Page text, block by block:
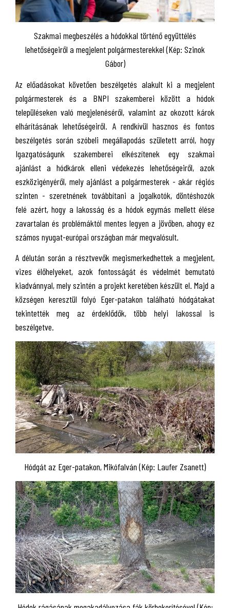
Szakmai megbeszélés a hódokkal történő együttélés
lehetőségeiről a megjelent polgármesterekkel (Kép: Szinok
Gábor)
Az előadásokat követően beszélgetés alakult ki a megjelent
polgármesterek és a BNPI szakemberei között a hódok
településeken való megjelenéséről, valamint az okozott károk
elhárításának lehetőségeiről. A rendkívül hasznos és fontos
beszélgetés során szóbeli megállapodás született arról, hogy
Igazgatóságunk szakemberei elkészítenek egy szakmai
ajánlást a hódkárok elleni védekezés lehetőségeiről, azok
eszközigényéről, mely ajánlást a polgármesterek - akár régiós
szinten - szeretnének továbbítani a jogalkotók, döntéshozók
felé azért, hogy a lakosság és a hódok egymás mellett élése
zavartalan és problémáktól mentes legyen a jövőben, ahogy ez
számos nyugat-európai országban már megvalósult.
A délután során a résztvevők megismerkedhettek a megjelent,
vizes élőhelyeket, azok fontosságát és védelmét bemutató
kiadvánnyal, mely szintén a projekt keretében készült el. Majd a
községen keresztül folyó Eger-patakon található hódgátakat
tekintették meg az érdeklődők, több helyi lakossal is
beszélgetve.
Hódgát az Eger-patakon, Mikófalván (Kép: Laufer Zsanett)